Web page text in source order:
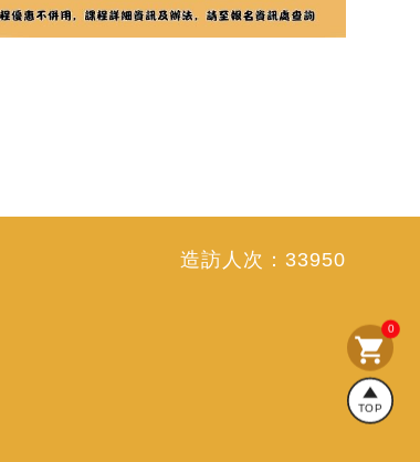
shopping_cart
0
TOP
造訪人次： 33950